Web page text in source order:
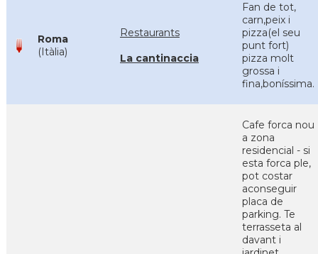
Roma
(Itàlia)
Restaurants
La cantinaccia
Fan de tot,
carn,peix i
pizza(el seu
punt fort)
pizza molt
grossa i
fina,boníssima.
Cafe forca nou
a zona
residencial - si
esta forca ple,
pot costar
aconseguir
placa de
parking. Te
terrasseta al
davant i